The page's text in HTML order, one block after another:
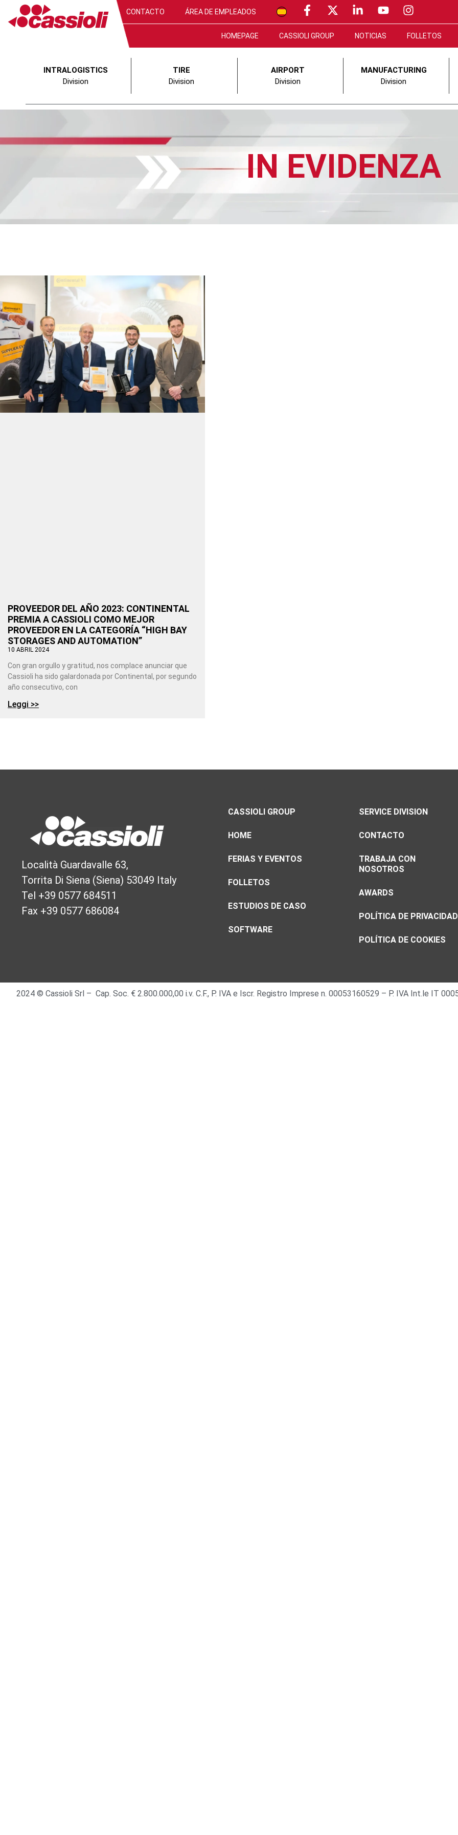
CONTACTO ÁREA DE EMPLEADOS
HOMEPAGE CASSIOLI GROUP NOTICIAS FOLLETOS
INTRALOGISTICS
Division
TIRE
Division
AIRPORT
Division
MANUFACTURING
Division
IN EVIDENZA
PROVEEDOR DEL AÑO 2023: CONTINENTAL
PREMIA A CASSIOLI COMO MEJOR
PROVEEDOR EN LA CATEGORÍA “HIGH BAY
STORAGES AND AUTOMATION”
10 ABRIL 2024
Con gran orgullo y gratitud, nos complace anunciar que
Cassioli ha sido galardonada por Continental, por segundo
año consecutivo, con
Leggi >>
Località Guardavalle 63,
Torrita Di Siena (Siena) 53049 Italy
Tel +39 0577 684511
Fax +39 0577 686084
CASSIOLI GROUP
HOME
FERIAS Y EVENTOS
FOLLETOS
ESTUDIOS DE CASO
SOFTWARE
SERVICE DIVISION
CONTACTO
TRABAJA CON
NOSOTROS
AWARDS
POLÍTICA DE PRIVACIDAD
POLÍTICA DE COOKIES
2024 © Cassioli Srl – Cap. Soc. € 2.800.000,00 i.v. C.F., P. IVA e Iscr. Registro Imprese n. 00053160529 – P. IVA Int.le IT